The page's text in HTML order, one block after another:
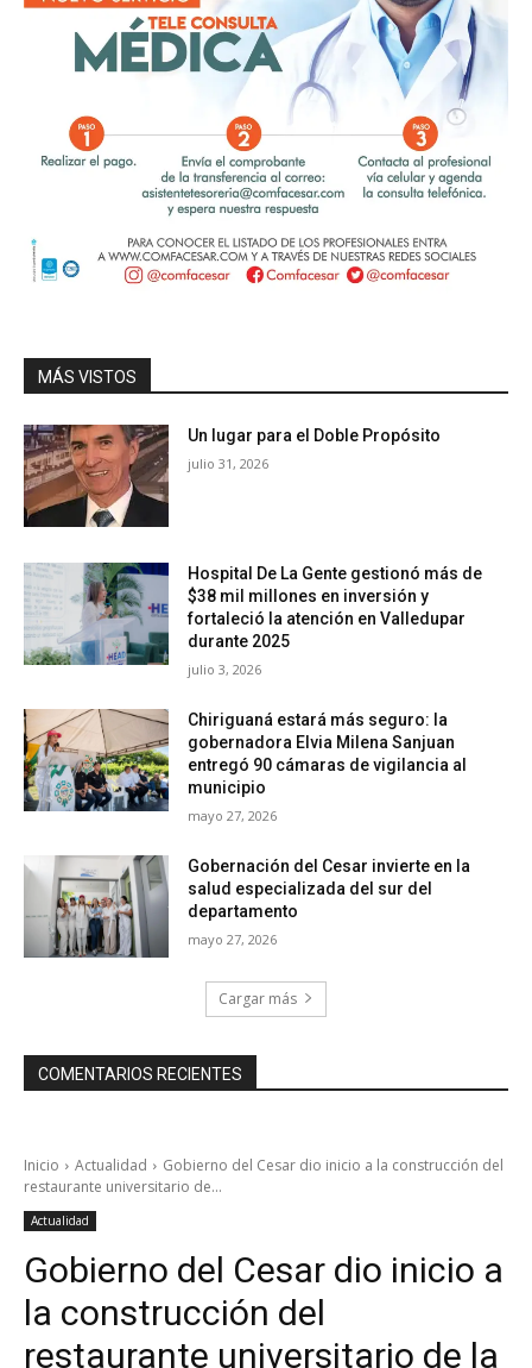
MÁS VISTOS
Un lugar para el Doble Propósito
julio 31, 2026
Hospital De La Gente gestionó más de
$38 mil millones en inversión y
fortaleció la atención en Valledupar
durante 2025
julio 3, 2026
Chiriguaná estará más seguro: la
gobernadora Elvia Milena Sanjuan
entregó 90 cámaras de vigilancia al
municipio
mayo 27, 2026
Gobernación del Cesar invierte en la
salud especializada del sur del
departamento
mayo 27, 2026
Cargar más
COMENTARIOS RECIENTES